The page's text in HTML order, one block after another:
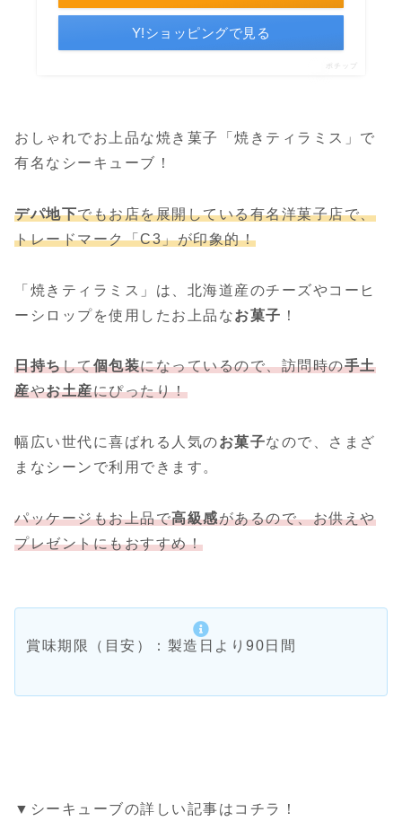
Y!ショッピングで見る
ポチップ
おしゃれでお上品な焼き菓子「焼きティラミス」で
有名なシーキューブ！
デパ地下でもお店を展開している有名洋菓子店で、
トレードマーク「C3」が印象的！
「焼きティラミス」は、北海道産のチーズやコーヒ
ーシロップを使用したお上品なお菓子 ！
日持ちして個包装になっているので、訪問時の手土
産やお土産にぴったり！
幅広い世代に喜ばれる人気のお菓子なので、さまざ
まなシーンで利用できます。
パッケージもお上品で高級感があるので、お供えや
プレゼントにもおすすめ！
賞味期限（目安）：製造日より90日間
▼シーキューブの詳しい記事はコチラ！